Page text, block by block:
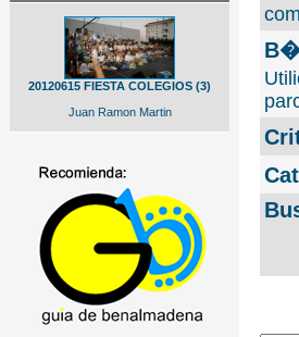
20120615 FIESTA COLEGIOS (3)
Juan Ramon Martin